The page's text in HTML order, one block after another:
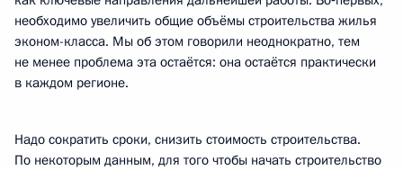
необходимо увеличить общие объёмы строительства жилья
эконом-класса. Мы об этом говорили неоднократно, тем
не менее проблема эта остаётся: она остаётся практически
в каждом регионе.
Надо сократить сроки, снизить стоимость строительства.
По некоторым данным, для того чтобы начать строительство